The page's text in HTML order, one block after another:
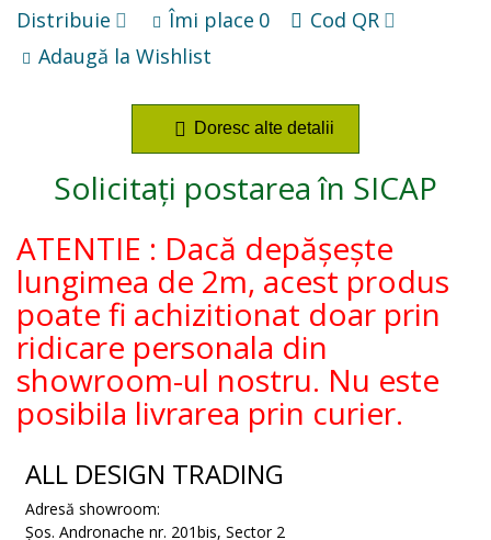
Distribuie
Îmi place 0
Cod QR
Adaugă la Wishlist
Doresc alte detalii
Solicitați postarea în SICAP
ATENTIE : Dacă depășește
lungimea de 2m, acest produs
poate fi achizitionat doar prin
ridicare personala din
showroom-ul nostru. Nu este
posibila livrarea prin curier.
ALL DESIGN TRADING
Adresă showroom:
Șos. Andronache nr. 201bis, Sector 2